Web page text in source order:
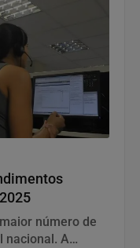
número de
nacional. A